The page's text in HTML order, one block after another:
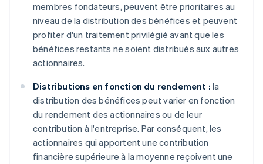
membres fondateurs, peuvent être prioritaires au
niveau de la distribution des bénéfices et peuvent
profiter d'un traitement privilégié avant que les
bénéfices restants ne soient distribués aux autres
actionnaires.
Distributions en fonction du rendement : la
distribution des bénéfices peut varier en fonction
du rendement des actionnaires ou de leur
contribution à l'entreprise. Par conséquent, les
actionnaires qui apportent une contribution
financière supérieure à la moyenne reçoivent une